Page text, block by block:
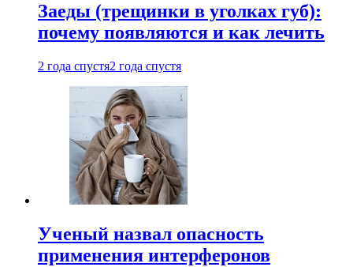
Заеды (трещинки в уголках губ):
почему появляются и как лечить
2 года спустя2 года спустя
Ученый назвал опасность
применения интерферонов